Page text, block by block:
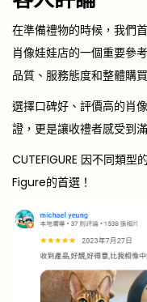
在準備禮物的時候，我們
肖像娃娃店的一個重要參
品質、服務態度和整體購
選擇口碑好、評價高的肖
證，更是讓收禮者感受到
CUTEFIGURE 因不同類
Figure的首選！